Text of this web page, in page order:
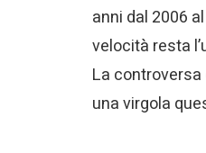
anni dal 2006
velocità resta
La
una virgola